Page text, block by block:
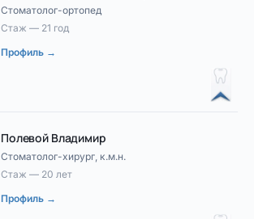
Стоматолог-ортопед
Стаж — 21 год
Профиль →
Полевой Владимир
Стоматолог-хирург, к.м.н.
Стаж — 20 лет
Профиль →